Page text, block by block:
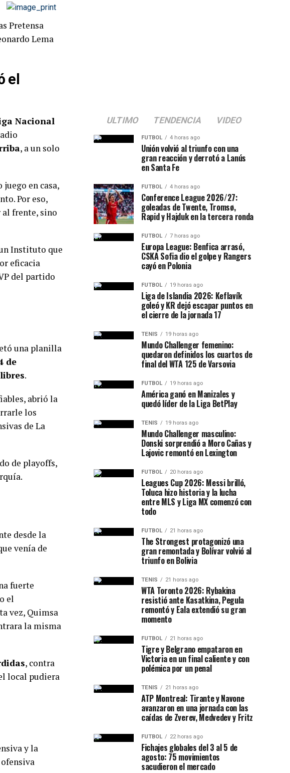
Pretensa
Lema
el
Nacional
, a un solo
en casa,
Por eso,
al frente, sino
Instituto que
eficacia
del partido
una planilla
de
.
abrió la
los
de La
de playoffs,
desde la
venía de
fuerte
el
vez, Quimsa
la misma
, contra
local pudiera
y la
ULTIMO TENDENCIA VIDEO
FUTBOL 4 horas ago
Unión volvió al triunfo con una
gran reacción y derrotó a Lanús
en Santa Fe
FUTBOL 4 horas ago
Conference League 2026/27:
goleadas de Twente, Tromsø,
Rapid y Hajduk en la tercera ronda
FUTBOL 7 horas ago
Europa League: Benfica arrasó,
CSKA Sofia dio el golpe y Rangers
cayó en Polonia
FUTBOL 19 horas ago
Liga de Islandia 2026: Keflavík
goleó y KR dejó escapar puntos en
el cierre de la jornada 17
TENIS 19 horas ago
Mundo Challenger femenino:
quedaron definidos los cuartos de
final del WTA 125 de Varsovia
FUTBOL 19 horas ago
América ganó en Manizales y
quedó líder de la Liga BetPlay
TENIS 19 horas ago
Mundo Challenger masculino:
Donski sorprendió a Moro Cañas y
Lajovic remontó en Lexington
FUTBOL 20 horas ago
Leagues Cup 2026: Messi brilló,
Toluca hizo historia y la lucha
entre MLS y Liga MX comenzó con
todo
FUTBOL 21 horas ago
The Strongest protagonizó una
gran remontada y Bolívar volvió al
triunfo en Bolivia
TENIS 21 horas ago
WTA Toronto 2026: Rybakina
resistió ante Kasatkina, Pegula
remontó y Eala extendió su gran
momento
FUTBOL 21 horas ago
Tigre y Belgrano empataron en
Victoria en un final caliente y con
polémica por un penal
TENIS 21 horas ago
ATP Montreal: Tirante y Navone
avanzaron en una jornada con las
caídas de Zverev, Medvedev y Fritz
FUTBOL 22 horas ago
Fichajes globales del 3 al 5 de
agosto: 75 movimientos
sacudieron el mercado